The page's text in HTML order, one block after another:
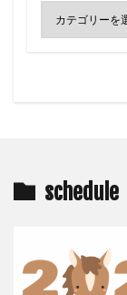
schedule